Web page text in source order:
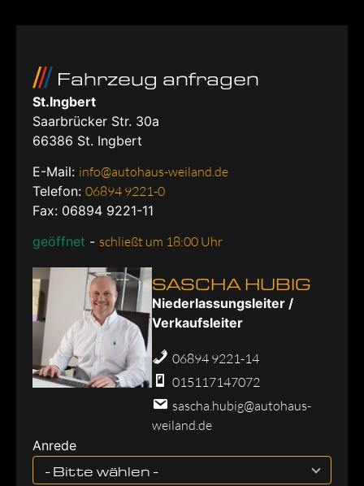
Fahrzeug anfragen
St.Ingbert
Saarbrücker Str. 30a
66386 St. Ingbert
E-Mail: info@autohaus-weiland.de
Telefon: 06894 9221-0
Fax: 06894 9221-11
geöffnet - schließt um 18:00 Uhr
SASCHA HUBIG
Niederlassungsleiter /
Verkaufsleiter
06894 9221-14
015117147072
sascha.hubig@autohaus-
weiland.de
Anrede
- Bitte wählen -